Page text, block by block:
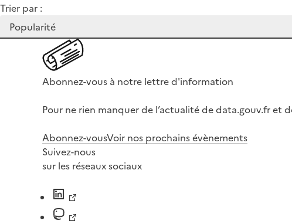
Trier par :
Abonnez-vous à notre lettre d'information
Pour ne rien manquer de l’actualité de data.gouv.fr et
Abonnez-vousVoir nos prochains évènements
Suivez-nous
sur les réseaux sociaux